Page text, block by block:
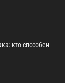
кто способен